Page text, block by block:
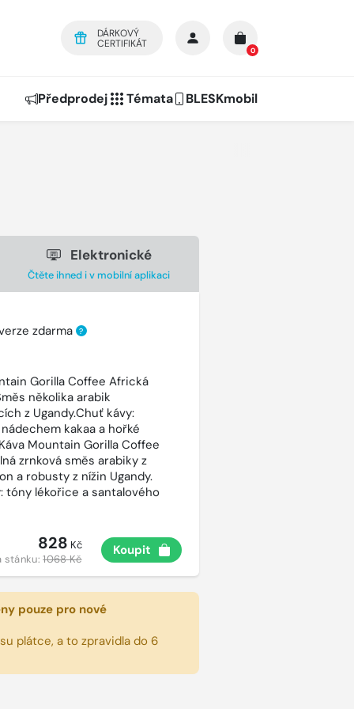
DÁRKOVÝ
CERTIFIKÁT
0
Předprodej Témata BLESKmobil
Elektronické
Čtěte ihned i v mobilní aplikaci
zdarma ?
Gorilla Coffee Africká
několika arabik
z Ugandy.Chuť kávy:
kakaa a hořké
Mountain Gorilla Coffee
zrnková směs arabiky z
a robusty z nížin Ugandy.
tóny lékořice a santalového
828 Kč
stánku:1068 Kč
Koupit
pouze pro nové
plátce, a to zpravidla do 6